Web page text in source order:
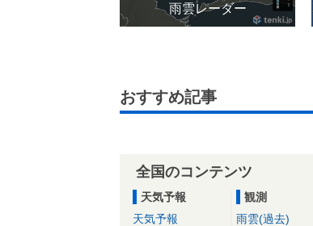
雨雲レーダー
おすすめ記事
全国のコンテンツ
天気予報
天気予報
観測
雨雲(過去)